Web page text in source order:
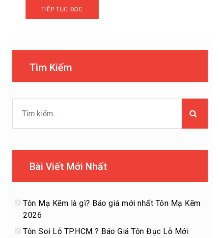
TIẾP TỤC ĐỌC
Tìm Kiếm
kiếm
cho:
Bài Viết Mới Nhất
Tôn Mạ Kẽm là gì? Báo giá mới nhất Tôn Mạ Kẽm
2026
Tôn Soi Lỗ TP.HCM ? Báo Giá Tôn Đục Lỗ Mới